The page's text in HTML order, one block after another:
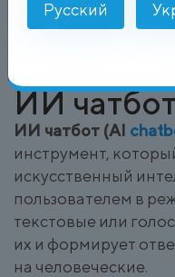
ИИ
ИИ чатбот (AI
инструмент,
искусственный
пользователем в
текстовые или
их и формирует
на человеческие.
Русский